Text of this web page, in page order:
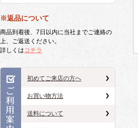
※返品について
商品到着後、7日以内に当社までご連絡の
上、ご返送ください。
詳しくはコチラ
初めてご来店の方へ
お買い物方法
送料について